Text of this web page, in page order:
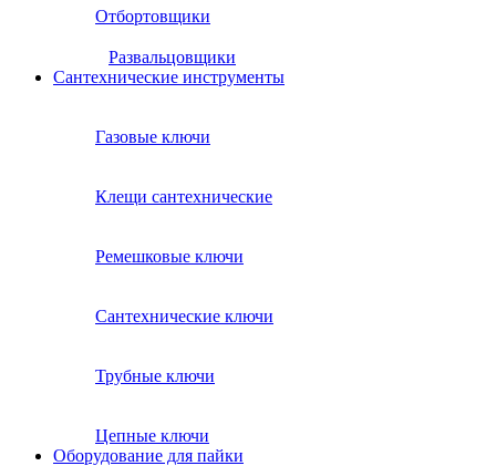
Отбортовщики
Развальцовщики
Сантехнические инcтрументы
Газовые ключи
Клещи сантехнические
Ремешковые ключи
Сантехнические ключи
Трубные ключи
Цепные ключи
Оборудование для пайки